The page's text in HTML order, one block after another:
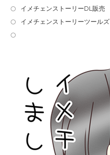
イメチェンストーリーDL販売
イメチェンストーリーツールズ